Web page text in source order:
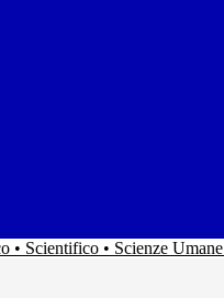
• Scientifico • Scienze Umane